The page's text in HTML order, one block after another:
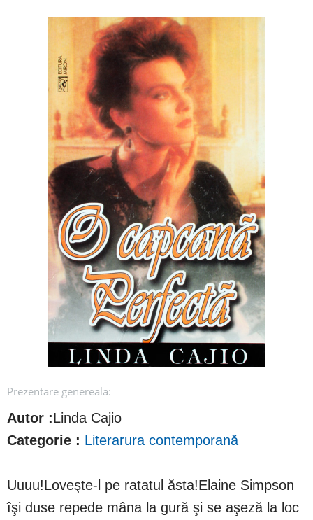
Prezentare genereala:
Autor :Linda Cajio
Categorie : Literarura contemporană
Uuuu!Loveşte-l pe ratatul ăsta!Elaine Simpson
îşi duse repede mâna la gură şi se aşeză la loc